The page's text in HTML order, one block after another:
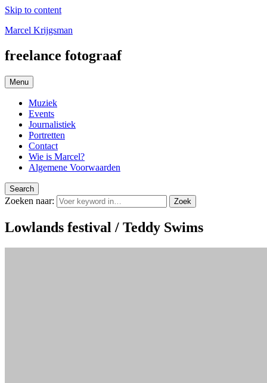
Skip to content
Marcel Krijgsman
freelance fotograaf
Menu
Muziek
Events
Journalistiek
Portretten
Contact
Wie is Marcel?
Algemene Voorwaarden
Search
Zoeken naar: Zoek
Lowlands festival / Teddy Swims